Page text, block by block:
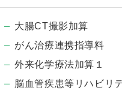
大腸CT撮影加算
がん治療連携指導料
外来化学療法加算１
脳血管疾患等リハビリ